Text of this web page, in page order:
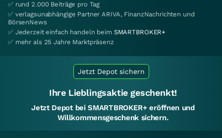
✅ rund 2.000 Beiträge pro Tag
✅ verlagsunabhängige Partner ARIVA, FinanzNachrichten und
BörsenNews
✅ Jederzeit einfach handeln beim SMARTBROKER+
✅ mehr als 25 Jahre Marktpräsenz
Jetzt Depot sichern
Ihre Lieblingsaktie geschenkt!
Jetzt Depot bei SMARTBROKER+ eröffnen und
Willkommensgeschenk sichern.